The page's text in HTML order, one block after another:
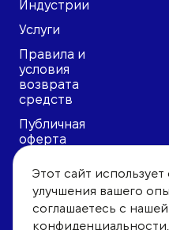
Индустрии
Услуги
Правила и
условия
возврата
средств
Публичная
оферта
конфиденциальности
Пользовательское
соглашение
Этот сайт
улучшения вашего
соглашаетесь с нашей
конфиденциальности.